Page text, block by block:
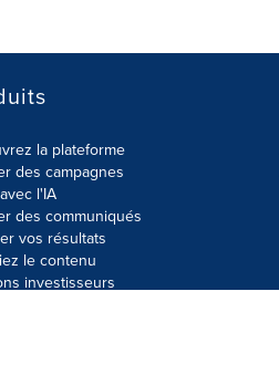
la plateforme
des campagnes
l'IA
des communiqués
vos résultats
le contenu
investisseurs